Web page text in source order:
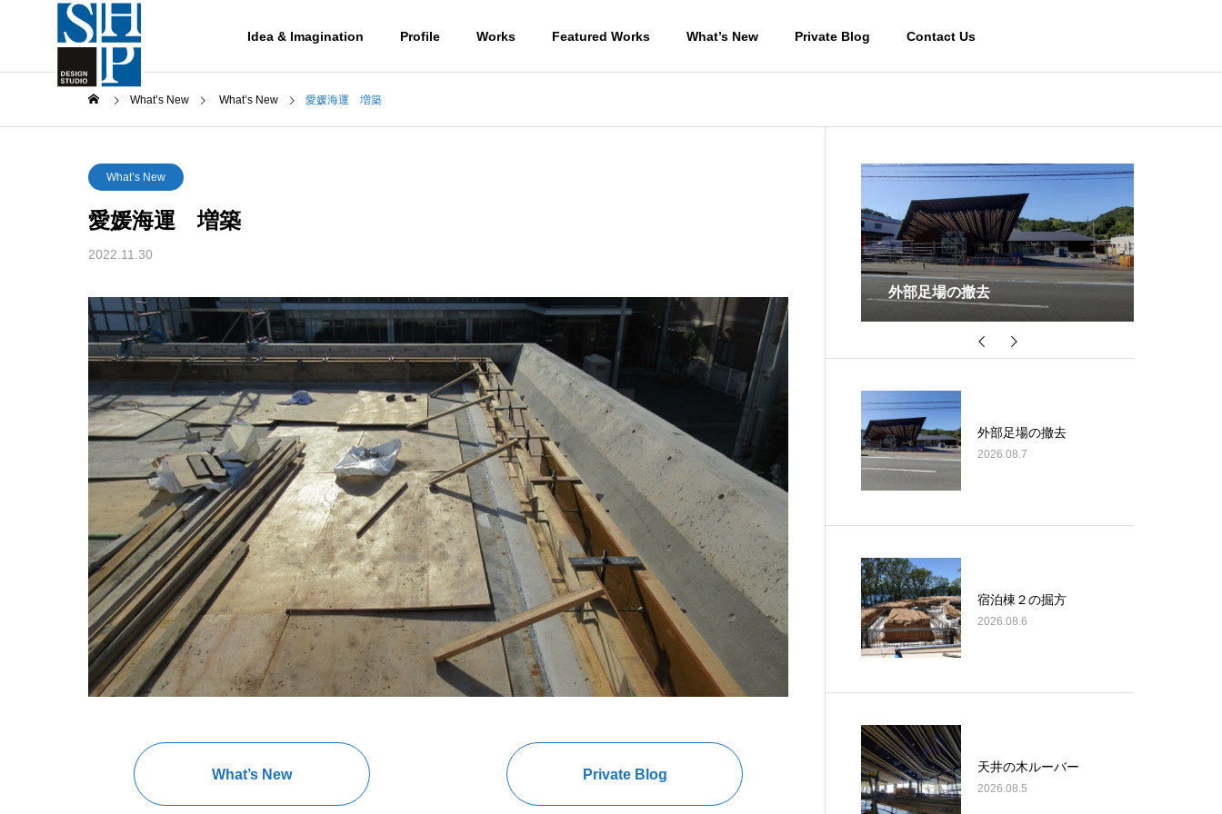
Idea & Imagination Profile Works Featured Works What’s New Private Blog Contact Us
Works-住宅 WORKS-商業施設 Works-その他施設
What’s New What’s New 愛媛海運 増築
What’s New
愛媛海運 増築
2022.11.30
What’s New Private Blog
宿泊棟２の掘方
外部足場の撤去
2026.08.7
宿泊棟２の掘方
2026.08.6
天井の木ルーバー
2026.08.5